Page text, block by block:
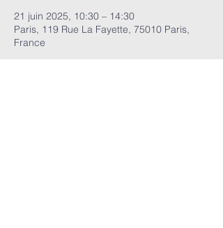
21 juin 2025, 10:30 – 14:30
Paris, 119 Rue La Fayette, 75010 Paris,
France